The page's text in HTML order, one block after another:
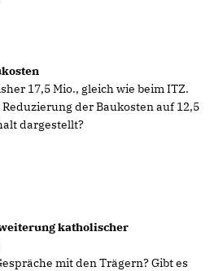
17,5 Mio., gleich wie beim ITZ.
der Baukosten auf 12,5
dargestellt?
katholischer
mit den Trägern? Gibt es